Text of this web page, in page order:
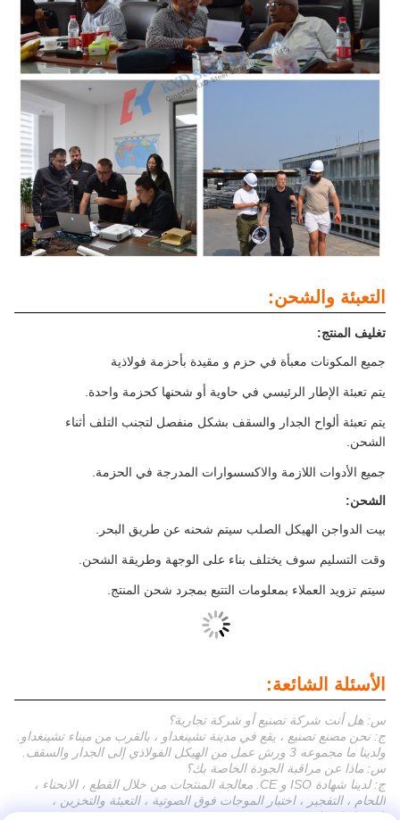
التعبئة والشحن:
تغليف المنتج:
جميع المكونات معبأة في حزم و مقيدة بأحزمة فولاذية
يتم تعبئة الإطار الرئيسي في حاوية أو شحنها كحزمة واحدة.
يتم تعبئة ألواح الجدار والسقف بشكل منفصل لتجنب التلف أثناء
الشحن.
جميع الأدوات اللازمة والاكسسوارات المدرجة في الحزمة.
الشحن:
بيت الدواجن الهيكل الصلب سيتم شحنه عن طريق البحر.
وقت التسليم سوف يختلف بناء على الوجهة وطريقة الشحن.
سيتم تزويد العملاء بمعلومات التتبع بمجرد شحن المنتج.
الأسئلة الشائعة:
س: هل أنت شركة تصنيع أو شركة تجارية؟
ج: نحن مصنع تصنيع ، يقع في مدينة تشينغداو ، بالقرب من ميناء تشينغداو.
ولدينا ما مجموعه 3 ورش عمل من الهيكل الفولاذي إلى الجدار والسقف.
س: ماذا عن مراقبة الجودة الخاصة بك؟
ج: لدينا شهادة ISO و CE. معالجة المنتجات من خلال القطع ، الانحناء ،
اللحام ، التفجير ، اختبار الموجات فوق الصوتية ، التعبئة والتخزين ،
التحميل لضمان عدم وجود عيوب نوعية.